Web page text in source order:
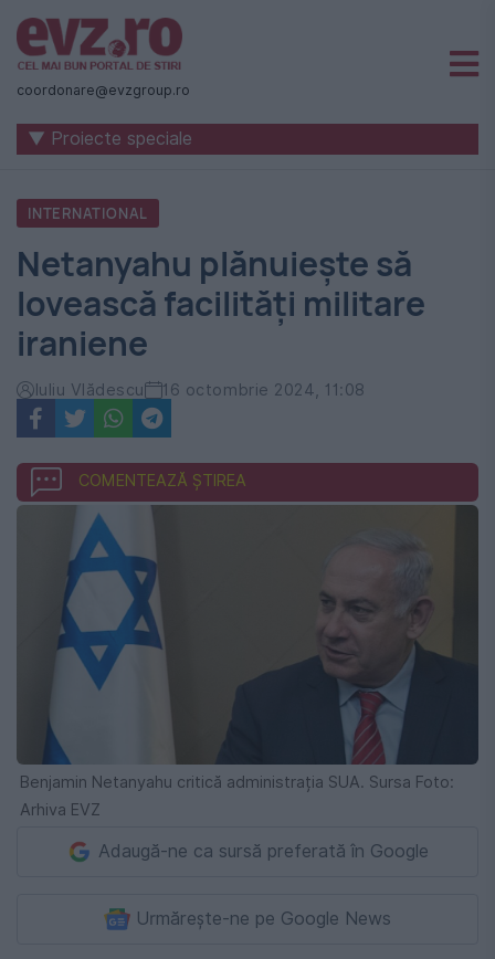
Știri
naționale
internaționale
România
-
Evenimentul
Zilei
coordonare@evzgroup.ro
▼ Proiecte speciale
INTERNATIONAL
Netanyahu plănuiește să
lovească facilități militare
iraniene
Iuliu Vlădescu 16 octombrie 2024, 11:08
COMENTEAZĂ ȘTIREA
Benjamin Netanyahu critică administrația SUA. Sursa Foto:
Arhiva EVZ
Adaugă-ne ca sursă preferată în Google
Urmărește-ne pe Google News